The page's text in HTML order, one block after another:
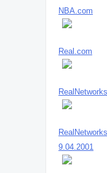
NBA.com
Real.com
RealNetworks
9.04.2001